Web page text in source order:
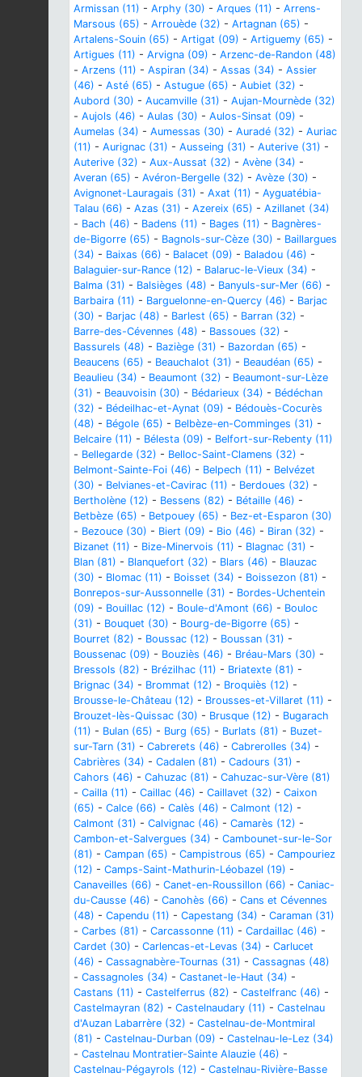
Armissan (11) - Arphy (30) - Arques (11) - Arrens-
Marsous (65) - Arrouède (32) - Artagnan (65) -
Artalens-Souin (65) - Artigat (09) - Artiguemy (65) -
Artigues (11) - Arvigna (09) - Arzenc-de-Randon (48)
- Arzens (11) - Aspiran (34) - Assas (34) - Assier
(46) - Asté (65) - Astugue (65) - Aubiet (32) -
Aubord (30) - Aucamville (31) - Aujan-Mournède (32)
- Aujols (46) - Aulas (30) - Aulos-Sinsat (09) -
Aumelas (34) - Aumessas (30) - Auradé (32) - Auriac
(11) - Aurignac (31) - Ausseing (31) - Auterive (31) -
Auterive (32) - Aux-Aussat (32) - Avène (34) -
Averan (65) - Avéron-Bergelle (32) - Avèze (30) -
Avignonet-Lauragais (31) - Axat (11) - Ayguatébia-
Talau (66) - Azas (31) - Azereix (65) - Azillanet (34)
- Bach (46) - Badens (11) - Bages (11) - Bagnères-
de-Bigorre (65) - Bagnols-sur-Cèze (30) - Baillargues
(34) - Baixas (66) - Balacet (09) - Baladou (46) -
Balaguier-sur-Rance (12) - Balaruc-le-Vieux (34) -
Balma (31) - Balsièges (48) - Banyuls-sur-Mer (66) -
Barbaira (11) - Barguelonne-en-Quercy (46) - Barjac
(30) - Barjac (48) - Barlest (65) - Barran (32) -
Barre-des-Cévennes (48) - Bassoues (32) -
Bassurels (48) - Baziège (31) - Bazordan (65) -
Beaucens (65) - Beauchalot (31) - Beaudéan (65) -
Beaulieu (34) - Beaumont (32) - Beaumont-sur-Lèze
(31) - Beauvoisin (30) - Bédarieux (34) - Bédéchan
(32) - Bédeilhac-et-Aynat (09) - Bédouès-Cocurès
(48) - Bégole (65) - Belbèze-en-Comminges (31) -
Belcaire (11) - Bélesta (09) - Belfort-sur-Rebenty (11)
- Bellegarde (32) - Belloc-Saint-Clamens (32) -
Belmont-Sainte-Foi (46) - Belpech (11) - Belvézet
(30) - Belvianes-et-Cavirac (11) - Berdoues (32) -
Bertholène (12) - Bessens (82) - Bétaille (46) -
Betbèze (65) - Betpouey (65) - Bez-et-Esparon (30)
- Bezouce (30) - Biert (09) - Bio (46) - Biran (32) -
Bizanet (11) - Bize-Minervois (11) - Blagnac (31) -
Blan (81) - Blanquefort (32) - Blars (46) - Blauzac
(30) - Blomac (11) - Boisset (34) - Boissezon (81) -
Bonrepos-sur-Aussonnelle (31) - Bordes-Uchentein
(09) - Bouillac (12) - Boule-d'Amont (66) - Bouloc
(31) - Bouquet (30) - Bourg-de-Bigorre (65) -
Bourret (82) - Boussac (12) - Boussan (31) -
Boussenac (09) - Bouziès (46) - Bréau-Mars (30) -
Bressols (82) - Brézilhac (11) - Briatexte (81) -
Brignac (34) - Brommat (12) - Broquiès (12) -
Brousse-le-Château (12) - Brousses-et-Villaret (11) -
Brouzet-lès-Quissac (30) - Brusque (12) - Bugarach
(11) - Bulan (65) - Burg (65) - Burlats (81) - Buzet-
sur-Tarn (31) - Cabrerets (46) - Cabrerolles (34) -
Cabrières (34) - Cadalen (81) - Cadours (31) -
Cahors (46) - Cahuzac (81) - Cahuzac-sur-Vère (81)
- Cailla (11) - Caillac (46) - Caillavet (32) - Caixon
(65) - Calce (66) - Calès (46) - Calmont (12) -
Calmont (31) - Calvignac (46) - Camarès (12) -
Cambon-et-Salvergues (34) - Cambounet-sur-le-Sor
(81) - Campan (65) - Campistrous (65) - Campouriez
(12) - Camps-Saint-Mathurin-Léobazel (19) -
Canaveilles (66) - Canet-en-Roussillon (66) - Caniac-
du-Causse (46) - Canohès (66) - Cans et Cévennes
(48) - Capendu (11) - Capestang (34) - Caraman (31)
- Carbes (81) - Carcassonne (11) - Cardaillac (46) -
Cardet (30) - Carlencas-et-Levas (34) - Carlucet
(46) - Cassagnabère-Tournas (31) - Cassagnas (48)
- Cassagnoles (34) - Castanet-le-Haut (34) -
Castans (11) - Castelferrus (82) - Castelfranc (46) -
Castelmayran (82) - Castelnaudary (11) - Castelnau
d'Auzan Labarrère (32) - Castelnau-de-Montmiral
(81) - Castelnau-Durban (09) - Castelnau-le-Lez (34)
- Castelnau Montratier-Sainte Alauzie (46) -
Castelnau-Pégayrols (12) - Castelnau-Rivière-Basse